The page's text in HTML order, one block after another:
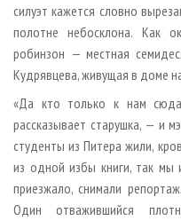
силуэт кажется словно
полотне небосклона. Как
робинзон — местная
Кудрявцева, живущая в доме
«Да кто только к нам
рассказывает старушка, — и
студенты из Питера жили,
из одной избы книги, так мы
приезжало, снимали
Один отважившийся